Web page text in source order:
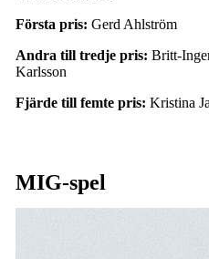
Första pris: Gerd Ahlström
Andra till tredje pris: Britt-
Karlsson
Fjärde till femte pris: Kristina
MIG-spel